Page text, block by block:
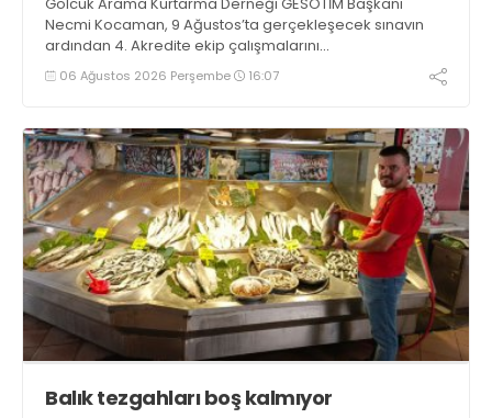
Necmi Kocaman, 9 Ağustos’ta gerçekleşecek sınavın
ardından 4. Akredite ekip çalışmalarını
tamamlayacaklarını ifade ederek açıklamalarda
bulundu. Kocaman, “Gölcük’te ve Kocaeli genelinde ses
06 Ağustos 2026 Perşembe 16:07
Balık tezgahları boş kalmıyor